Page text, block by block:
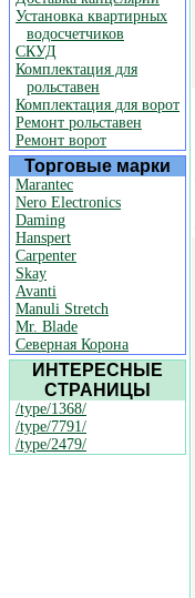
Установка квартирных
водосчетчиков
СКУД
Комплектация для
рольставен
Комплектация для ворот
Ремонт рольставен
Ремонт ворот
Торговые марки
Marantec
Nero Electronics
Daming
Hanspert
Carpenter
Skay
Avanti
Manuli Stretch
Mr. Blade
Северная Корона
ИНТЕРЕСНЫЕ
СТРАНИЦЫ
/type/1368/
/type/7791/
/type/2479/